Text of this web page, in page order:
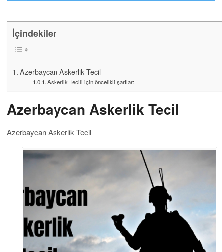
İçindekiler
Azerbaycan Askerlik Tecil
Askerlik Tecili için öncelikli şartlar:
Azerbaycan Askerlik Tecil
Azerbaycan Askerlik Tecil